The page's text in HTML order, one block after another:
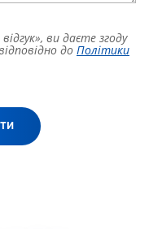
ви даєте згоду
до Політики